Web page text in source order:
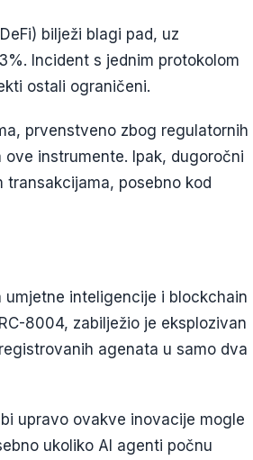
bilježi blagi pad, uz
Incident s jednim protokolom
ostali ograničeni.
prvenstveno zbog regulatornih
instrumente. Ipak, dugoročni
posebno kod
inteligencije i blockchain
8004, zabilježio je eksplozivan
agenata u samo dva
upravo ovakve inovacije mogle
ukoliko AI agenti počnu